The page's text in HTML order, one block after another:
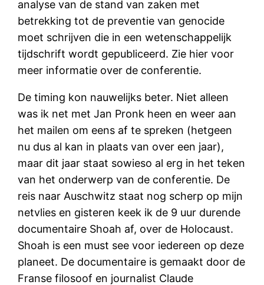
analyse van de stand van zaken met
betrekking tot de preventie van genocide
moet schrijven die in een wetenschappelijk
tijdschrift wordt gepubliceerd. Zie hier voor
meer informatie over de conferentie.
De timing kon nauwelijks beter. Niet alleen
was ik net met Jan Pronk heen en weer aan
het mailen om eens af te spreken (hetgeen
nu dus al kan in plaats van over een jaar),
maar dit jaar staat sowieso al erg in het teken
van het onderwerp van de conferentie. De
reis naar Auschwitz staat nog scherp op mijn
netvlies en gisteren keek ik de 9 uur durende
documentaire Shoah af, over de Holocaust.
Shoah is een must see voor iedereen op deze
planeet. De documentaire is gemaakt door de
Franse filosoof en journalist Claude